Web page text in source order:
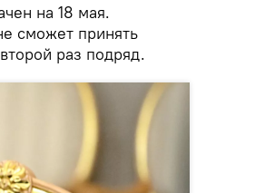
на 18 мая.
сможет принять
раз подряд.